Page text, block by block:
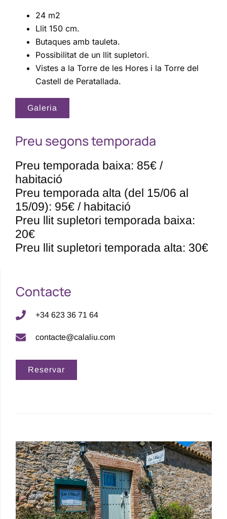
24 m2
Llit 150 cm.
Butaques amb tauleta.
Possibilitat de un llit supletori.
Vistes a la Torre de les Hores i la Torre del
Castell de Peratallada.
Galeria
Preu segons temporada
Preu temporada baixa: 85€ /
habitació
Preu temporada alta (del 15/06 al
15/09): 95€ / habitació
Preu llit supletori temporada baixa:
20€
Preu llit supletori temporada alta: 30€
Contacte
+34 623 36 71 64
contacte@calaliu.com
Reservar